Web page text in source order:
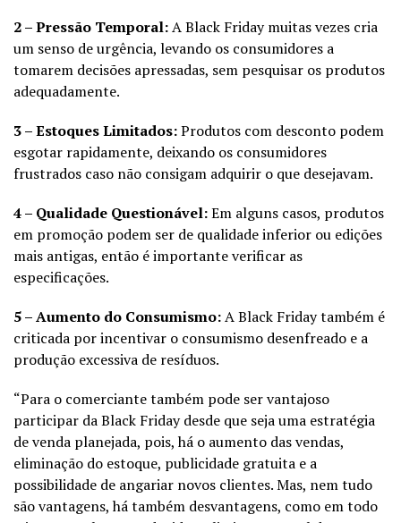
2 – Pressão Temporal:A Black Friday muitas vezes cria
um senso de urgência, levando os consumidores a
tomarem decisões apressadas, sem pesquisar os produtos
adequadamente.
3 – Estoques Limitados:Produtos com desconto podem
esgotar rapidamente, deixando os consumidores
frustrados caso não consigam adquirir o que desejavam.
4 – Qualidade Questionável:Em alguns casos, produtos
em promoção podem ser de qualidade inferior ou edições
mais antigas, então é importante verificar as
especificações.
5 – Aumento do Consumismo:A Black Friday também é
criticada por incentivar o consumismo desenfreado e a
produção excessiva de resíduos.
“Para o comerciante também pode ser vantajoso
participar da Black Friday desde que seja uma estratégia
de venda planejada, pois, há o aumento das vendas,
eliminação do estoque, publicidade gratuita e a
possibilidade de angariar novos clientes.Mas, nem tudo
são vantagens, há também desvantagens, como em todo